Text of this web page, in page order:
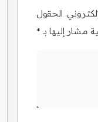
الحقول
مشار إليها بـ *